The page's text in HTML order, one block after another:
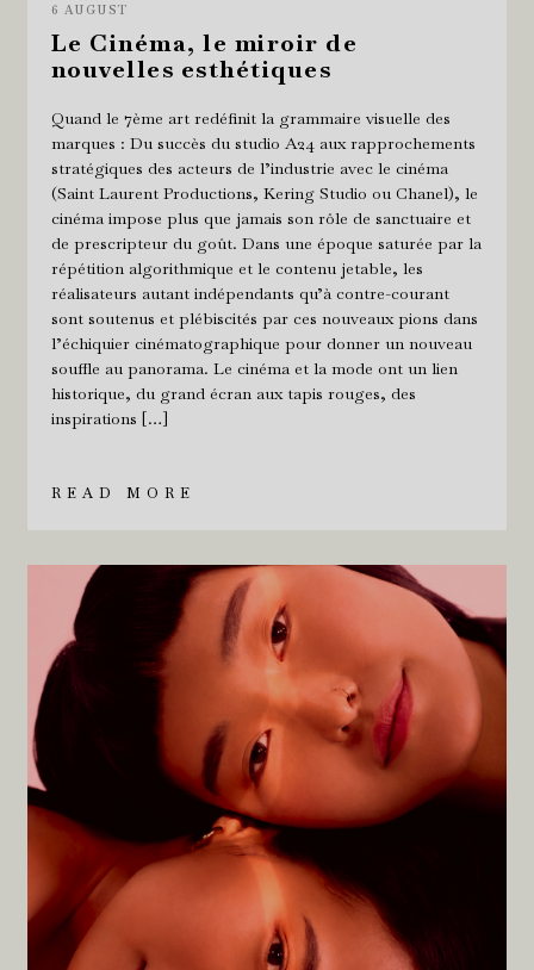
6 AUGUST
Le Cinéma, le miroir de
nouvelles esthétiques
Quand le 7ème art redéfinit la grammaire visuelle des
marques : Du succès du studio A24 aux rapprochements
stratégiques des acteurs de l’industrie avec le cinéma
(Saint Laurent Productions, Kering Studio ou Chanel), le
cinéma impose plus que jamais son rôle de sanctuaire et
de prescripteur du goût. Dans une époque saturée par la
répétition algorithmique et le contenu jetable, les
réalisateurs autant indépendants qu’à contre-courant
sont soutenus et plébiscités par ces nouveaux pions dans
l’échiquier cinématographique pour donner un nouveau
souffle au panorama. Le cinéma et la mode ont un lien
historique, du grand écran aux tapis rouges, des
inspirations […]
READ MORE